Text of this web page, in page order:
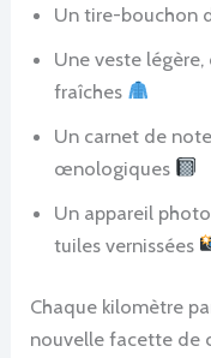
Un tire-bouchon
Une veste
fraîches
Un carnet de
œnologiques
Un appareil
tuiles vernissées
Chaque kilomètre
nouvelle facette de